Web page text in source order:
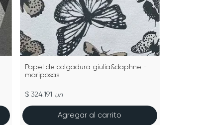
Papel de colgadura giulia&daphne -
mariposas
$ 324.191 un
Agregar al carrito